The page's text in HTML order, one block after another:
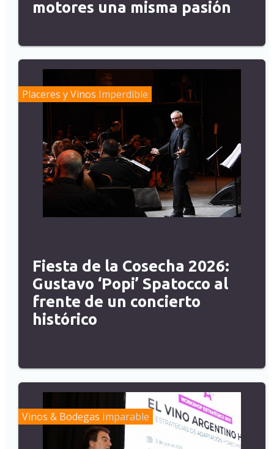
motores una misma pasión
Placeres y Vinos Imperdible
Fiesta de la Cosecha 2026:
Gustavo ‘Popi’ Spatocco al
frente de un concierto
histórico
Vinos & Bodegas Imparable